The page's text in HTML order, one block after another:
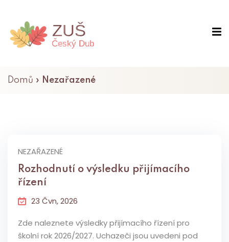
Domů » Nezařazené
NEZAŘAZENÉ
Rozhodnutí o výsledku přijímacího
řízení
23 Čvn, 2026
Zde naleznete výsledky přijímacího řízení pro
školní rok 2026/2027. Uchazeči jsou uvedeni pod